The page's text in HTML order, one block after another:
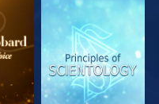
UTFORSKA
SERIEN